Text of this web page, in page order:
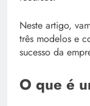
Neste artigo,
três modelos e
sucesso da
O que é